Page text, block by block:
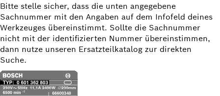
Bitte stelle sicher, dass die unten angegebene
Sachnummer mit den Angaben auf dem Infofeld deines
Werkzeuges übereinstimmt. Sollte die Sachnummer
nicht mit der identifizierten Nummer übereinstimmen,
dann nutze unseren Ersatzteilkatalog zur direkten
Suche.